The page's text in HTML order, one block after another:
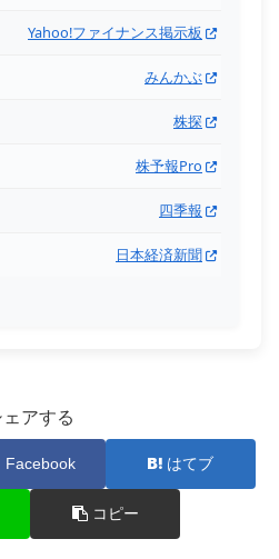
Yahoo!ファイナンス掲示板
みんかぶ
株探
株予報Pro
四季報
日本経済新聞
ェアする
Facebook はてブ
コピー